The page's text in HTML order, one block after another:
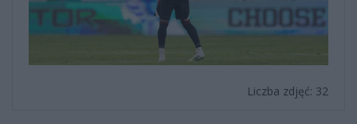
Liczba zdjęć: 32